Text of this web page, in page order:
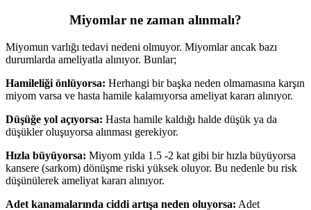
Miyomlar ne zaman alınmalı?
Miyomun varlığı tedavi nedeni olmuyor. Miyomlar ancak bazı
durumlarda ameliyatla alınıyor. Bunlar;
Hamileliği önlüyorsa: Herhangi bir başka neden olmamasına karşın
miyom varsa ve hasta hamile kalamıyorsa ameliyat kararı alınıyor.
Düşüğe yol açıyorsa: Hasta hamile kaldığı halde düşük ya da
düşükler oluşuyorsa alınması gerekiyor.
Hızla büyüyorsa: Miyom yılda 1.5 -2 kat gibi bir hızla büyüyorsa
kansere (sarkom) dönüşme riski yüksek oluyor. Bu nedenle bu risk
düşünülerek ameliyat kararı alınıyor.
Adet kanamalarında ciddi artışa neden oluyorsa: Adet